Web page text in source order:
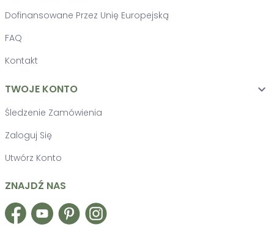
Dofinansowane Przez Unię Europejską
FAQ
Kontakt
TWOJE KONTO 
Śledzenie Zamówienia
Zaloguj Się
Utwórz Konto
ZNAJDŹ NAS